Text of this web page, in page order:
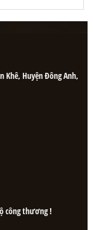
Khê, Huyện Đông Anh,
công thương !